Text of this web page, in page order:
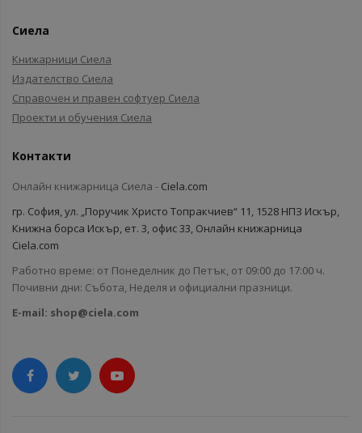
Сиела
Книжарници Сиела
Издателство Сиела
Справочен и правен софтуер Сиела
Проекти и обучения Сиела
Контакти
Онлайн книжарница Сиела - Ciela.com
гр. София, ул. „Поручик Христо Топракчиев“ 11, 1528 НПЗ Искър,
Книжна борса Искър, ет. 3, офис 33, Онлайн книжарница
Ciela.com
Работно време: от Понеделник до Петък, от 09:00 до 17:00 ч.
Почивни дни: Събота, Неделя и официални празници.
E-mail: shop@ciela.com